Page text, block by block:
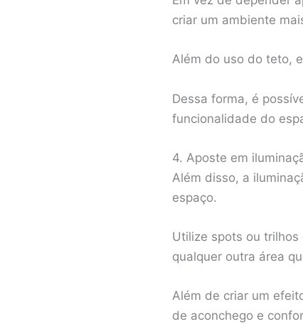
criar um ambiente
Além do uso do teto,
Dessa forma, é
funcionalidade do
4. Aposte em
Além disso, a
espaço.
Utilize spots ou
qualquer outra área
Além de criar um
de aconchego e